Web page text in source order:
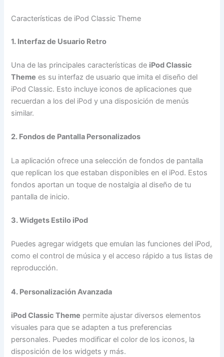
Características de iPod Classic Theme
1. Interfaz de Usuario Retro
Una de las principales características de iPod Classic
Theme es su interfaz de usuario que imita el diseño del
iPod Classic. Esto incluye iconos de aplicaciones que
recuerdan a los del iPod y una disposición de menús
similar.
2. Fondos de Pantalla Personalizados
La aplicación ofrece una selección de fondos de pantalla
que replican los que estaban disponibles en el iPod. Estos
fondos aportan un toque de nostalgia al diseño de tu
pantalla de inicio.
3. Widgets Estilo iPod
Puedes agregar widgets que emulan las funciones del iPod,
como el control de música y el acceso rápido a tus listas de
reproducción.
4. Personalización Avanzada
iPod Classic Theme permite ajustar diversos elementos
visuales para que se adapten a tus preferencias
personales. Puedes modificar el color de los iconos, la
disposición de los widgets y más.